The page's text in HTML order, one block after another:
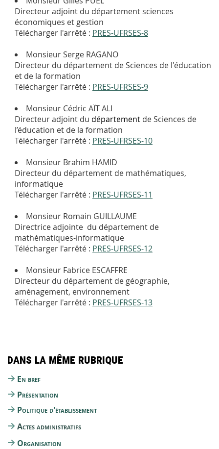
Directeur adjoint du département sciences
économiques et gestion
Télécharger l'arrêté : PRES-UFRSES-8
Monsieur Serge RAGANO
Directeur du département de Sciences de l'éducation
et de la formation
Télécharger l'arrêté : PRES-UFRSES-9
Monsieur Cédric AÏT ALI
Directeur adjoint du département de Sciences de
l’éducation et de la formation
Télécharger l'arrêté : PRES-UFRSES-10
Monsieur Brahim HAMID
Directeur du département de mathématiques,
informatique
Télécharger l'arrêté : PRES-UFRSES-11
Monsieur Romain GUILLAUME
Directrice adjointe du département de
mathématiques-informatique
Télécharger l'arrêté : PRES-UFRSES-12
Monsieur Fabrice ESCAFFRE
Directeur du département de géographie,
aménagement, environnement
Télécharger l'arrêté : PRES-UFRSES-13
Dans la même rubrique
En bref
Présentation
Politique d'établissement
Actes administratifs
Organisation